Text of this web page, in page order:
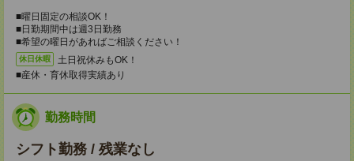
■曜日固定の相談OK！
■日勤期間中は週3日勤務
■希望の曜日があればご相談ください！
休日休暇
土日祝休みもOK！
■産休・育休取得実績あり
勤務時間
シフト勤務 / 残業なし